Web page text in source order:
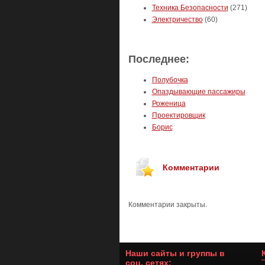
Техника Безопасности (271)
Электричество(60)
Последнее:
Полубочка
Опаздывающие пассажиры
Роженица
Проектировщик
Борис
Комментарии
Комментарии закрыты.
Наши сайты и группы в
соц. сетях: